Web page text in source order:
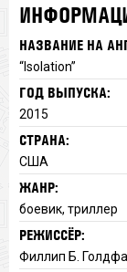
НАЗВАНИЕ НА
“Isolation”
ГОД ВЫПУСКА:
2015
СТРАНА:
США
ЖАНР:
боевик, триллер
РЕЖИССЁР:
Филлип Б.